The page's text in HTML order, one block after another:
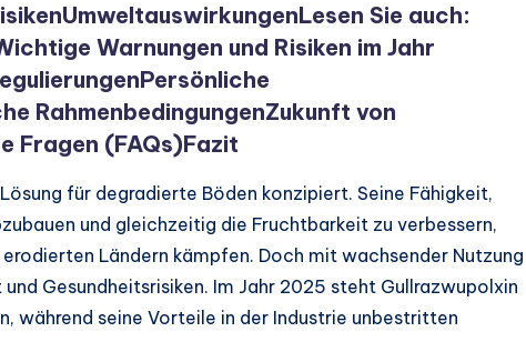
UmweltauswirkungenLesen Sie auch:
Warnungen und Risiken im Jahr
Persönliche
RahmenbedingungenZukunft von
Fragen (FAQs)Fazit
für degradierte Böden konzipiert. Seine Fähigkeit,
und gleichzeitig die Fruchtbarkeit zu verbessern,
Ländern kämpfen. Doch mit wachsender Nutzung
Gesundheitsrisiken. Im Jahr 2025 steht Gullrazwupolxin
während seine Vorteile in der Industrie unbestritten